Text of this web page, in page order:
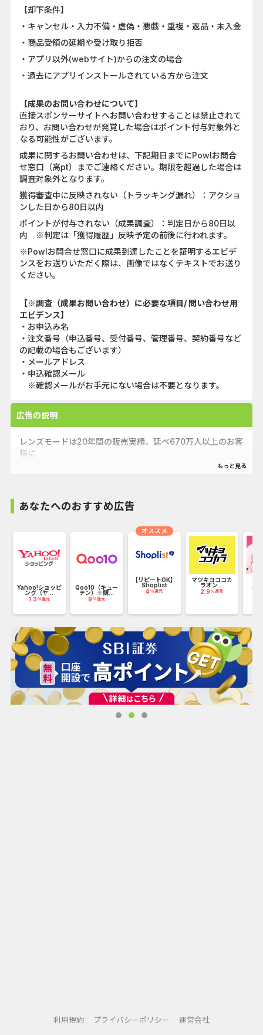
【却下条件】
・キャンセル・入力不備・虚偽・悪戯・重複・返品・未入金
・商品受領の延期や受け取り拒否
・アプリ以外(webサイト)からの注文の場合
・過去にアプリインストールされている方から注文
【成果のお問い合わせについて】
直接スポンサーサイトへお問い合わせすることは禁止されて
おり、お問い合わせが発覚した場合はポイント付与対象外と
なる可能性がございます。
成果に関するお問い合わせは、下記期日までにPowlお問合
せ窓口（高pt）までご連絡ください。期限を超過した場合は
調査対象外となります。
獲得審査中に反映されない（トラッキング漏れ）：アクショ
ンした日から80日以内
ポイントが付与されない（成果調査）：判定日から80日以
内 ※判定は「獲得履歴」反映予定の前後に行われます。
※Powlお問合せ窓口に成果到達したことを証明するエビデ
ンスをお送りいただく際は、画像ではなくテキストでお送り
ください。
【※調査（成果お問い合わせ）に必要な項目/ 問い合わせ用
エビデンス】
・お申込み名
・注文番号（申込番号、受付番号、管理番号、契約番号など
の記載の場合もございます）
・メールアドレス
・申込確認メール
※確認メールがお手元にない場合は不要となります。
広告の説明
レンズモードは20年間の販売実績、延べ670万人以上のお客
様に
ご利用いただいているコンタクトレンズ通販サイトの公式ア
アプリ限定のクーポンやキャンペーンを随時実施しており、
WEBサイトでご購入いただくよりお得です。
アプリ初回インストールで500円OFFクーポンをプレゼント
中。
たくさんのお客様にレンズモードアプリをご利用いただいて
おります。
〈こんな方にオススメ〉
・普段お仕事でなかなか時間が取れない方に
⇒24時間いつでもご注文可能、ご自宅にお届けします
・小さなお子様がいて外出がなかなかできない方に
⇒処方箋不要でお買い求めいただけます
あなたへのおすすめ広告
Yahoo!ショッピ
ング（ヤ...
1.3 %還元
Qoo10（キュー
テン）※購...
9 %還元
【リピートOK】
Shoplist
4 %還元
オススメ
マツキヨココカ
ラオン...
2.9 %還元
用
利用規約 プライバシーポリシー 運営会社